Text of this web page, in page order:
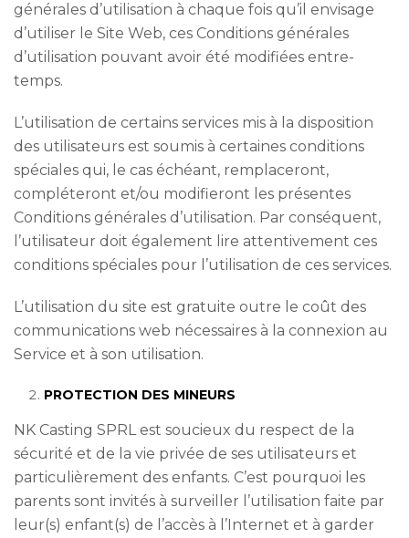
générales d’utilisation à chaque fois qu’il envisage
d’utiliser le Site Web, ces Conditions générales
d’utilisation pouvant avoir été modifiées entre-
temps.
L’utilisation de certains services mis à la disposition
des utilisateurs est soumis à certaines conditions
spéciales qui, le cas échéant, remplaceront,
compléteront et/ou modifieront les présentes
Conditions générales d’utilisation. Par conséquent,
l’utilisateur doit également lire attentivement ces
conditions spéciales pour l’utilisation de ces services.
L’utilisation du site est gratuite outre le coût des
communications web nécessaires à la connexion au
Service et à son utilisation.
PROTECTION DES MINEURS
NK Casting SPRL est soucieux du respect de la
sécurité et de la vie privée de ses utilisateurs et
particulièrement des enfants. C’est pourquoi les
parents sont invités à surveiller l’utilisation faite par
leur(s) enfant(s) de l’accès à l’Internet et à garder